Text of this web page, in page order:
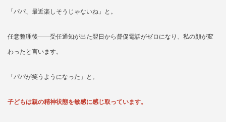
「パパ、最近楽しそうじゃないね」と。
任意整理後——受任通知が出た翌日から督促電話がゼロになり、私の顔が変
わったと言います。
「パパが笑うようになった」と。
子どもは親の精神状態を敏感に感じ取っています。